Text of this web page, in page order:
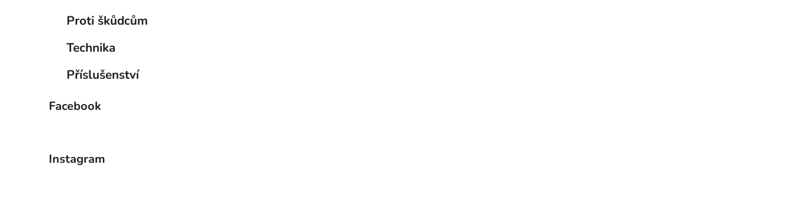
Proti škůdcům
Technika
Příslušenství
Facebook
Instagram